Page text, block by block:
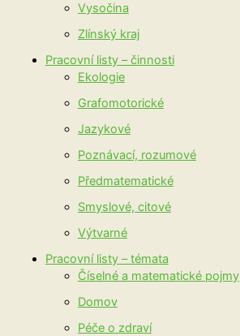
Vysočina
Zlínský kraj
Pracovní listy – činnosti
Ekologie
Grafomotorické
Jazykové
Poznávací, rozumové
Předmatematické
Smyslové, citové
Výtvarné
Pracovní listy – témata
Číselné a matematické pojmy
Domov
Péče o zdraví